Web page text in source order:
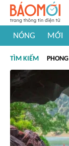
NÓNG MỚI
#Khám phá thế giới
TÌM KIẾM